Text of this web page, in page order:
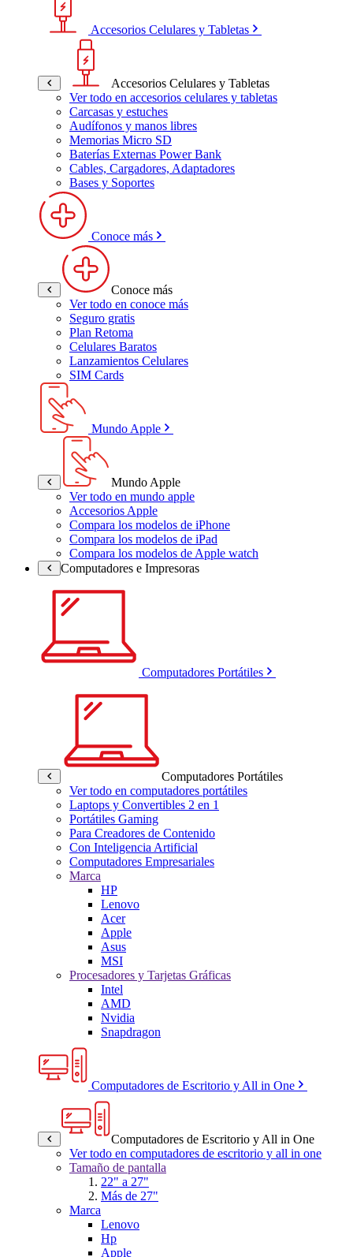
Accesorios Celulares y Tabletas
Accesorios Celulares y Tabletas
Ver todo en accesorios celulares y tabletas
Carcasas y estuches
Audífonos y manos libres
Memorias Micro SD
Baterías Externas Power Bank
Cables, Cargadores, Adaptadores
Bases y Soportes
Conoce más
Conoce más
Ver todo en conoce más
Seguro gratis
Plan Retoma
Celulares Baratos
Lanzamientos Celulares
SIM Cards
Mundo Apple
Mundo Apple
Ver todo en mundo apple
Accesorios Apple
Compara los modelos de iPhone
Compara los modelos de iPad
Compara los modelos de Apple watch
Computadores e Impresoras
Computadores Portátiles
Computadores Portátiles
Ver todo en computadores portátiles
Laptops y Convertibles 2 en 1
Portátiles Gaming
Para Creadores de Contenido
Con Inteligencia Artificial
Computadores Empresariales
Marca
HP
Lenovo
Acer
Apple
Asus
MSI
Procesadores y Tarjetas Gráficas
Intel
AMD
Nvidia
Snapdragon
Computadores de Escritorio y All in One
Computadores de Escritorio y All in One
Ver todo en computadores de escritorio y all in one
Tamaño de pantalla
22" a 27"
Más de 27"
Marca
Lenovo
Hp
Apple